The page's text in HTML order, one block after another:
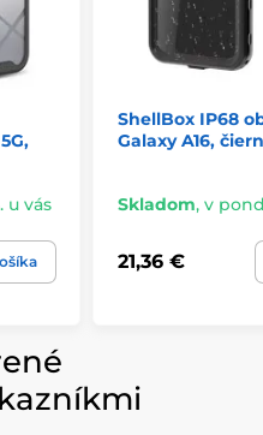
u vás
ShellBox IP68
Galaxy A16,
Skladom, v
21,36 €